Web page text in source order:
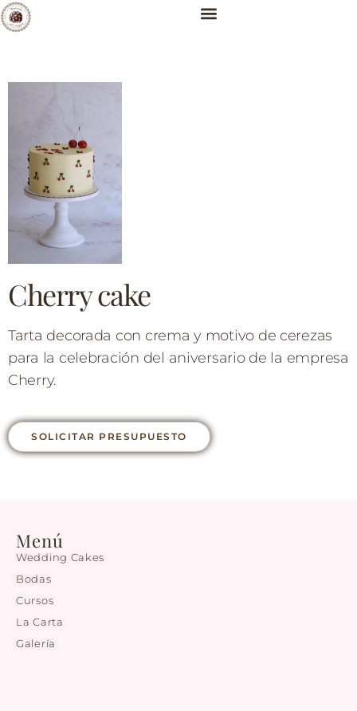
Cherry cake
Tarta decorada con crema y motivo de cerezas
para la celebración del aniversario de la empresa
Cherry.
SOLICITAR PRESUPUESTO
Menú
Wedding Cakes
Bodas
Cursos
La Carta
Galería